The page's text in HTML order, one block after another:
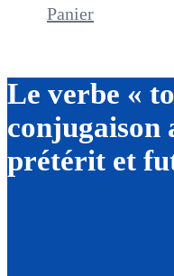
Panier
Le verbe «
conjugaison
prétérit et